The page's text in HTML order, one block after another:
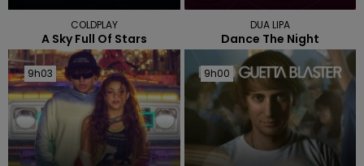
COLDPLAY
A Sky Full Of Stars
DUA LIPA
Dance The Night
9h03
9h03 9h00
9h00